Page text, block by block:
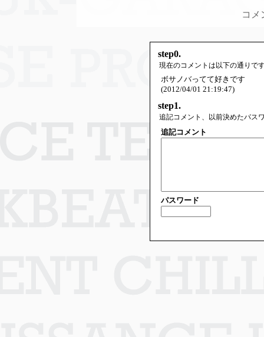
コメ
step0.
現在のコメントは以下の通りで
ボサノバってて好きです
(2012/04/01 21:19:47)
step1.
追記コメント、以前決めたパス
追記コメント
パスワード